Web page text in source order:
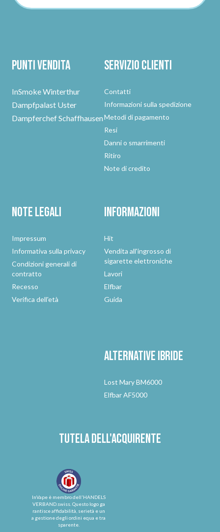
Punti vendita
InSmoke Winterthur
Dampfpalast Uster
Dampferchef Schaffhausen
Servizio clienti
Contatti
Informazioni sulla spedizione
Metodi di pagamento
Resi
Danni o smarrimenti
Ritiro
Note di credito
Note legali
Impressum
Informativa sulla privacy
Condizioni generali di
contratto
Recesso
Verifica dell'età
Informazioni
Hit
Vendita all'ingrosso di
sigarette elettroniche
Lavori
Elfbar
Guida
Alternativeibride
Lost Mary BM6000
Elfbar AF5000
Tutela dell'acquirente
InVape è membro dell'HANDELS
VERBAND.swiss. Questo logo ga
rantisce affidabilità, serietà e un
a gestione degli ordini equa e tra
sparente.